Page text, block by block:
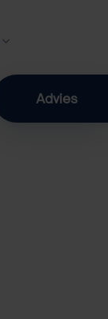
Advies